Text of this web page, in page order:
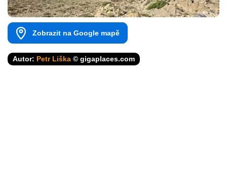
Zobrazit na Google mapě
Autor: Petr Liška © gigaplaces.com